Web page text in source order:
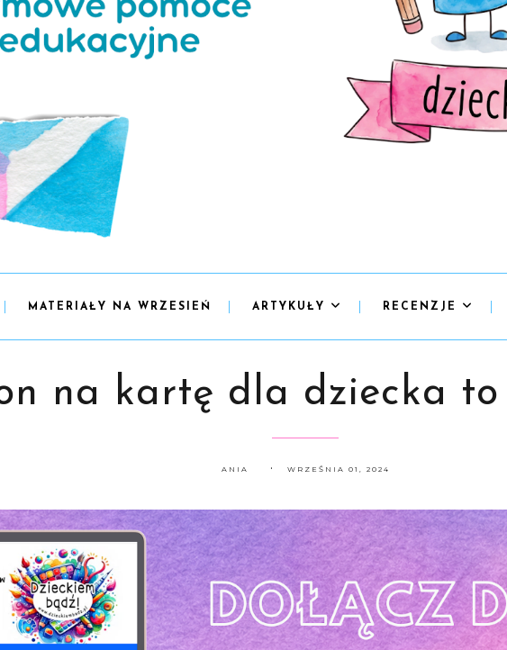
MATERIAŁY NA WRZESIEŃ ARTYKUŁY RECENZJE
na kartę dla dziecka to
ANIA WRZEŚNIA 01, 2024